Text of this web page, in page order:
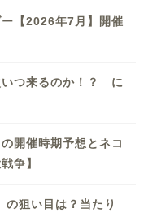
【2026年7月】開催
いつ来るのか！？ に
開催時期予想とネコ
争】
の狙い目は？当たり